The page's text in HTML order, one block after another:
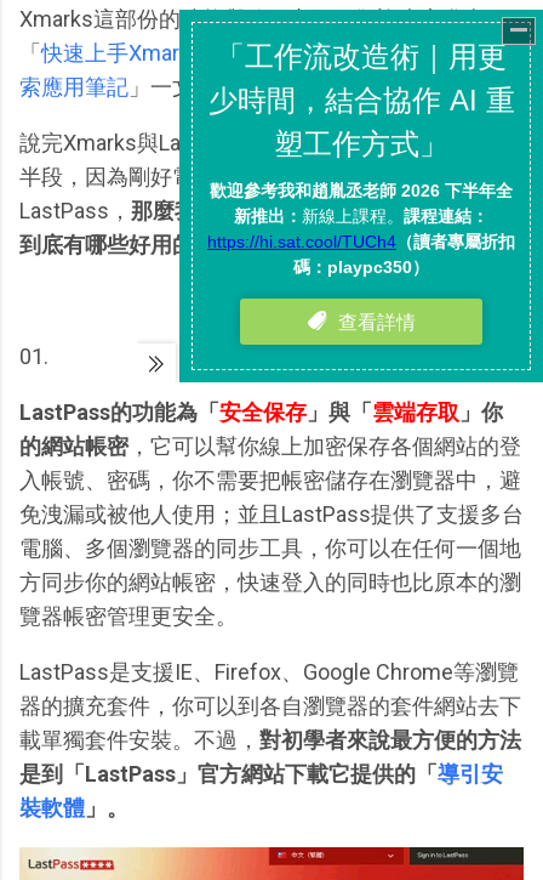
Xmarks這部份的功能與使用心得，歡迎大家參考：
「快速上手Xmarks， 亂中有序的Firefox書籤同步檢
索應用筆記 」一文。
說完Xmarks與LastPass結合的新聞，這篇文章的後
半段，因為剛好電腦玩物尚未寫過文章介紹
LastPass， 那麼我們就一起來看看LastPass免費版
到底有哪些好用的功能吧！
01.
LastPass的功能為「 安全保存 」與「 雲端存取 」你
的網站帳密，它可以幫你線上加密保存各個網站的登
入帳號、密碼，你不需要把帳密儲存在瀏覽器中，避
免洩漏或被他人使用；並且LastPass提供了支援多台
電腦、多個瀏覽器的同步工具，你可以在任何一個地
方同步你的網站帳密，快速登入的同時也比原本的瀏
覽器帳密管理更安全。
LastPass是支援IE、Firefox、Google Chrome等瀏覽
器的擴充套件，你可以到各自瀏覽器的套件網站去下
載單獨套件安裝。不過， 對初學者來說最方便的方法
是到「LastPass」官方網站下載它提供的「 導引安
裝軟體 」。